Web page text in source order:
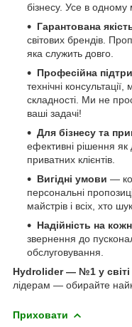
бізнесу. Усе в одному
Гарантована
світових брендів.
яка служить довго.
Професійна
технічні
складності. Ми не
ваші задачі!
Для бізнесу та
ефективні рішення як
приватних клієнтів.
Вигідні умови —
персональні
майстрів і всіх, хто
Надійність на
звернення до
обслуговування.
Hydrolider — №1 у світі
лідерам — обирайте
Приховати